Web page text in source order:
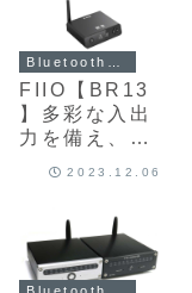
ヤレス化でき
るBluetooth
TWSアダプタ
ー
FIIO【BR13
】多彩な入出
力を備え、ハ
USB DAC
2023.12.06